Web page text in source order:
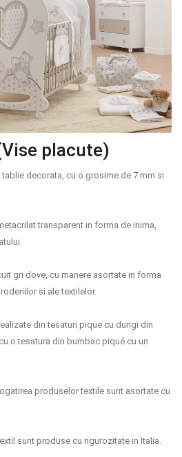
(Vise placute)
decorata, cu o grosime de 7 mm si
transparent in forma de inima,
gri dove, cu manere asortate in forma
si ale textilelor.
din tesaturi pique cu dungi din
o tesatura din bumbac piqué cu un
produselor textile sunt asortate cu
sunt produse cu rigurozitate in Italia.